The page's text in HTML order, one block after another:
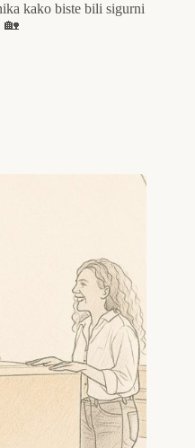
kako biste bili sigurni
🏡